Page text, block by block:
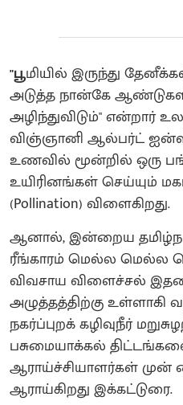
"பூமியில் இருந்து
அடுத்த நான்கே
அழிந்துவிடும்" என்றார்
விஞ்ஞானி ஆல்பர்ட்
உணவில் மூன்றில் ஒரு
உயிரினங்கள் செய்யும்
(Pollination) விளைகிறது.
ஆனால், இன்றைய
ரீங்காரம் மெல்ல மெல்ல
விவசாய விளைச்சல்
அழுத்தத்திற்கு உள்ளாகி
நகர்ப்புறக் கழிவுநீர்
பசுமையாக்கல்
ஆராய்ச்சியாளர்கள் முன்
ஆராய்கிறது இக்கட்டுரை.